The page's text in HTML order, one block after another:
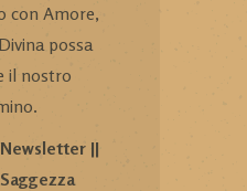
con Amore,
possa
il nostro
Newsletter ||